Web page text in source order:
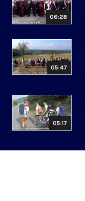
06:28
05:47
05:17